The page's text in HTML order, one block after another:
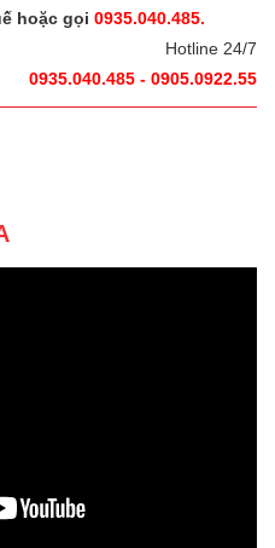
hoặc gọi 0935.040.485.
Hotline 24/7
0935.040.485 - 0905.0922.55